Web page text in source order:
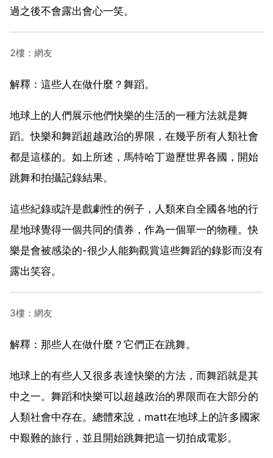
過之後不會露出會心一笑。
2樓：網友
解釋：這些人在做什麼？舞蹈。
地球上的人們展示他們快樂的生活的一種方法就是舞
蹈。快樂和舞蹈超越政治的界限，在幾乎所有人類社會
都是這樣的。如上所述，馬特哈丁遊歷世界各國，開始
跳舞和拍攝記錄結果。
這些紀錄或許是戲劇性的例子，人類來自全國各地的行
星地球覺得一個共同的債券，作為一個單一的物種。快
樂是會被感染的-很少人能夠觀賞這些舞蹈的錄影而沒有
露出笑容。
3樓：網友
解釋：那些人在做什麼？它們正在跳舞。
地球上的有些人又很多表達快樂的方法，而舞蹈就是其
中之一。舞蹈和快樂可以超越政治的界限而在大部分的
人類社會中存在。總體來說，matt在地球上的許多國家
中艱難的旅行，並且開始跳舞把這一切拍成電影。